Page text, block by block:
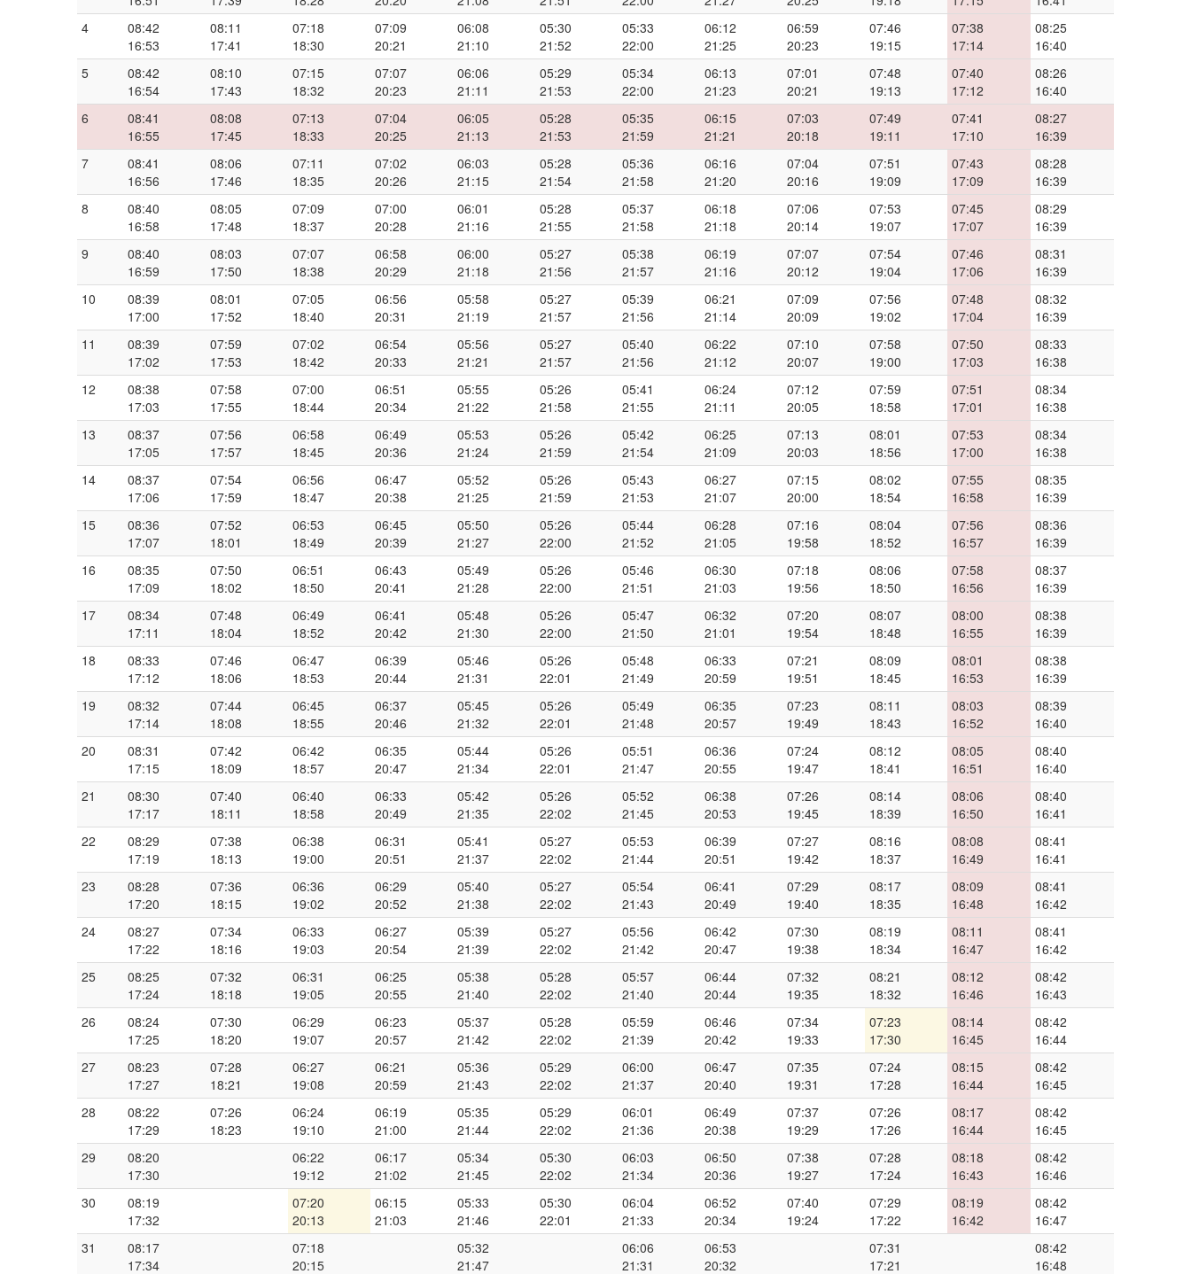
4
08:42
16:53
08:11
17:41
07:18
18:30
07:09
20:21
06:08
21:10
05:30
21:52
05:33
22:00
06:12
21:25
06:59
20:23
07:46
19:15
07:38
17:14
08:25
16:40
5
08:42
16:54
08:10
17:43
07:15
18:32
07:07
20:23
06:06
21:11
05:29
21:53
05:34
22:00
06:13
21:23
07:01
20:21
07:48
19:13
07:40
17:12
08:26
16:40
6
08:41
16:55
08:08
17:45
07:13
18:33
07:04
20:25
06:05
21:13
05:28
21:53
05:35
21:59
06:15
21:21
07:03
20:18
07:49
19:11
07:41
17:10
08:27
16:39
7
08:41
16:56
08:06
17:46
07:11
18:35
07:02
20:26
06:03
21:15
05:28
21:54
05:36
21:58
06:16
21:20
07:04
20:16
07:51
19:09
07:43
17:09
08:28
16:39
8
08:40
16:58
08:05
17:48
07:09
18:37
07:00
20:28
06:01
21:16
05:28
21:55
05:37
21:58
06:18
21:18
07:06
20:14
07:53
19:07
07:45
17:07
08:29
16:39
9
08:40
16:59
08:03
17:50
07:07
18:38
06:58
20:29
06:00
21:18
05:27
21:56
05:38
21:57
06:19
21:16
07:07
20:12
07:54
19:04
07:46
17:06
08:31
16:39
10
08:39
17:00
08:01
17:52
07:05
18:40
06:56
20:31
05:58
21:19
05:27
21:57
05:39
21:56
06:21
21:14
07:09
20:09
07:56
19:02
07:48
17:04
08:32
16:39
11
08:39
17:02
07:59
17:53
07:02
18:42
06:54
20:33
05:56
21:21
05:27
21:57
05:40
21:56
06:22
21:12
07:10
20:07
07:58
19:00
07:50
17:03
08:33
16:38
12
08:38
17:03
07:58
17:55
07:00
18:44
06:51
20:34
05:55
21:22
05:26
21:58
05:41
21:55
06:24
21:11
07:12
20:05
07:59
18:58
07:51
17:01
08:34
16:38
13
08:37
17:05
07:56
17:57
06:58
18:45
06:49
20:36
05:53
21:24
05:26
21:59
05:42
21:54
06:25
21:09
07:13
20:03
08:01
18:56
07:53
17:00
08:34
16:38
14
08:37
17:06
07:54
17:59
06:56
18:47
06:47
20:38
05:52
21:25
05:26
21:59
05:43
21:53
06:27
21:07
07:15
20:00
08:02
18:54
07:55
16:58
08:35
16:39
15
08:36
17:07
07:52
18:01
06:53
18:49
06:45
20:39
05:50
21:27
05:26
22:00
05:44
21:52
06:28
21:05
07:16
19:58
08:04
18:52
07:56
16:57
08:36
16:39
16
08:35
17:09
07:50
18:02
06:51
18:50
06:43
20:41
05:49
21:28
05:26
22:00
05:46
21:51
06:30
21:03
07:18
19:56
08:06
18:50
07:58
16:56
08:37
16:39
17
08:34
17:11
07:48
18:04
06:49
18:52
06:41
20:42
05:48
21:30
05:26
22:00
05:47
21:50
06:32
21:01
07:20
19:54
08:07
18:48
08:00
16:55
08:38
16:39
18
08:33
17:12
07:46
18:06
06:47
18:53
06:39
20:44
05:46
21:31
05:26
22:01
05:48
21:49
06:33
20:59
07:21
19:51
08:09
18:45
08:01
16:53
08:38
16:39
19
08:32
17:14
07:44
18:08
06:45
18:55
06:37
20:46
05:45
21:32
05:26
22:01
05:49
21:48
06:35
20:57
07:23
19:49
08:11
18:43
08:03
16:52
08:39
16:40
20
08:31
17:15
07:42
18:09
06:42
18:57
06:35
20:47
05:44
21:34
05:26
22:01
05:51
21:47
06:36
20:55
07:24
19:47
08:12
18:41
08:05
16:51
08:40
16:40
21
08:30
17:17
07:40
18:11
06:40
18:58
06:33
20:49
05:42
21:35
05:26
22:02
05:52
21:45
06:38
20:53
07:26
19:45
08:14
18:39
08:06
16:50
08:40
16:41
22
08:29
17:19
07:38
18:13
06:38
19:00
06:31
20:51
05:41
21:37
05:27
22:02
05:53
21:44
06:39
20:51
07:27
19:42
08:16
18:37
08:08
16:49
08:41
16:41
23
08:28
17:20
07:36
18:15
06:36
19:02
06:29
20:52
05:40
21:38
05:27
22:02
05:54
21:43
06:41
20:49
07:29
19:40
08:17
18:35
08:09
16:48
08:41
16:42
24
08:27
17:22
07:34
18:16
06:33
19:03
06:27
20:54
05:39
21:39
05:27
22:02
05:56
21:42
06:42
20:47
07:30
19:38
08:19
18:34
08:11
16:47
08:41
16:42
25
08:25
17:24
07:32
18:18
06:31
19:05
06:25
20:55
05:38
21:40
05:28
22:02
05:57
21:40
06:44
20:44
07:32
19:35
08:21
18:32
08:12
16:46
08:42
16:43
26
08:24
17:25
07:30
18:20
06:29
19:07
06:23
20:57
05:37
21:42
05:28
22:02
05:59
21:39
06:46
20:42
07:34
19:33
07:23
17:30
08:14
16:45
08:42
16:44
27
08:23
17:27
07:28
18:21
06:27
19:08
06:21
20:59
05:36
21:43
05:29
22:02
06:00
21:37
06:47
20:40
07:35
19:31
07:24
17:28
08:15
16:44
08:42
16:45
28
08:22
17:29
07:26
18:23
06:24
19:10
06:19
21:00
05:35
21:44
05:29
22:02
06:01
21:36
06:49
20:38
07:37
19:29
07:26
17:26
08:17
16:44
08:42
16:45
29
08:20
17:30
06:22
19:12
06:17
21:02
05:34
21:45
05:30
22:02
06:03
21:34
06:50
20:36
07:38
19:27
07:28
17:24
08:18
16:43
08:42
16:46
30
08:19
17:32
07:20
20:13
06:15
21:03
05:33
21:46
05:30
22:01
06:04
21:33
06:52
20:34
07:40
19:24
07:29
17:22
08:19
16:42
08:42
16:47
31
08:17
17:34
07:18
20:15
05:32
21:47
06:06
21:31
06:53
20:32
07:31
17:21
08:42
16:48